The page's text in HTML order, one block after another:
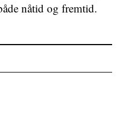
nåtid og fremtid.